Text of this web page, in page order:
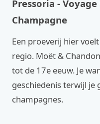
Pressoria -
Champagne
Een proeverij hier
regio. Moët &
tot de 17e eeuw. Je
geschiedenis terwijl je
champagnes.